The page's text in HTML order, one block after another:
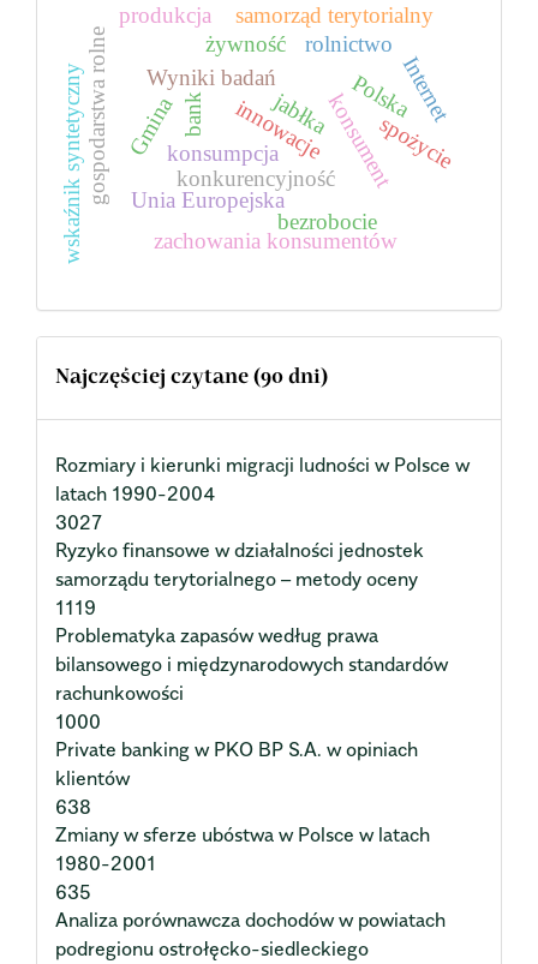
konsument
zachowania konsumentów
Wyniki badań
konkurencyjność
innowacje
gospodarstwa rolne spożycie
Unia Europejska
rolnictwo
Polska
konsumpcja
Gmina Internet
żywność
jabłka
produkcja samorząd terytorialny
bezrobocie
bank
wskaźnik syntetyczny
Najczęściej czytane (90 dni)
Rozmiary i kierunki migracji ludności w Polsce w
latach 1990-2004
3027
Ryzyko finansowe w działalności jednostek
samorządu terytorialnego – metody oceny
1119
Problematyka zapasów według prawa
bilansowego i międzynarodowych standardów
rachunkowości
1000
Private banking w PKO BP S.A. w opiniach
klientów
638
Zmiany w sferze ubóstwa w Polsce w latach
1980-2001
635
Analiza porównawcza dochodów w powiatach
podregionu ostrołęcko-siedleckiego